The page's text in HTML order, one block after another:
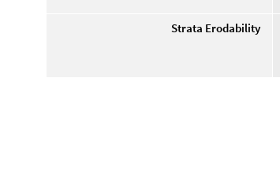
Strata Erodability